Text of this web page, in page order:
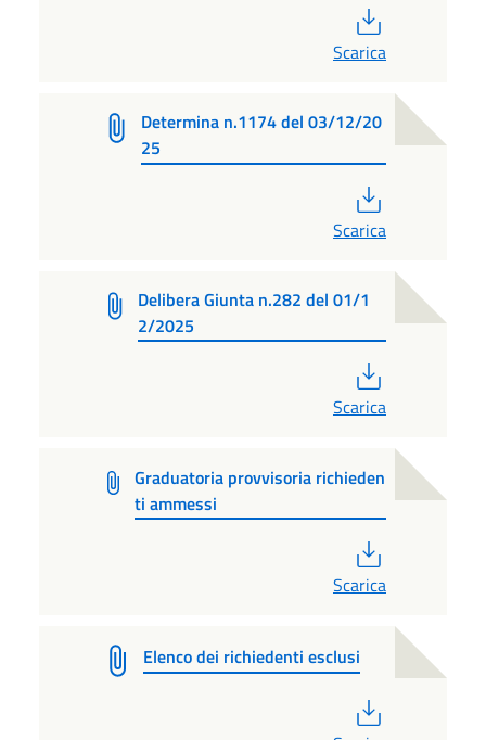
Scarica
Determina n.1174 del 03/12/20
25
Scarica
Delibera Giunta n.282 del 01/1
2/2025
Scarica
Graduatoria provvisoria richieden
ti ammessi
Scarica
Elenco dei richiedenti esclusi